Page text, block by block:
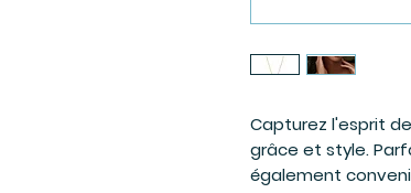
Capturez l'esprit
grâce et style.
également